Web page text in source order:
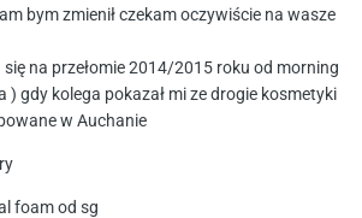
bym zmienił czekam oczywiście na wasze
się na przełomie 2014/2015 roku od morning
) gdy kolega pokazał mi ze drogie kosmetyki
w Auchanie
foam od sg